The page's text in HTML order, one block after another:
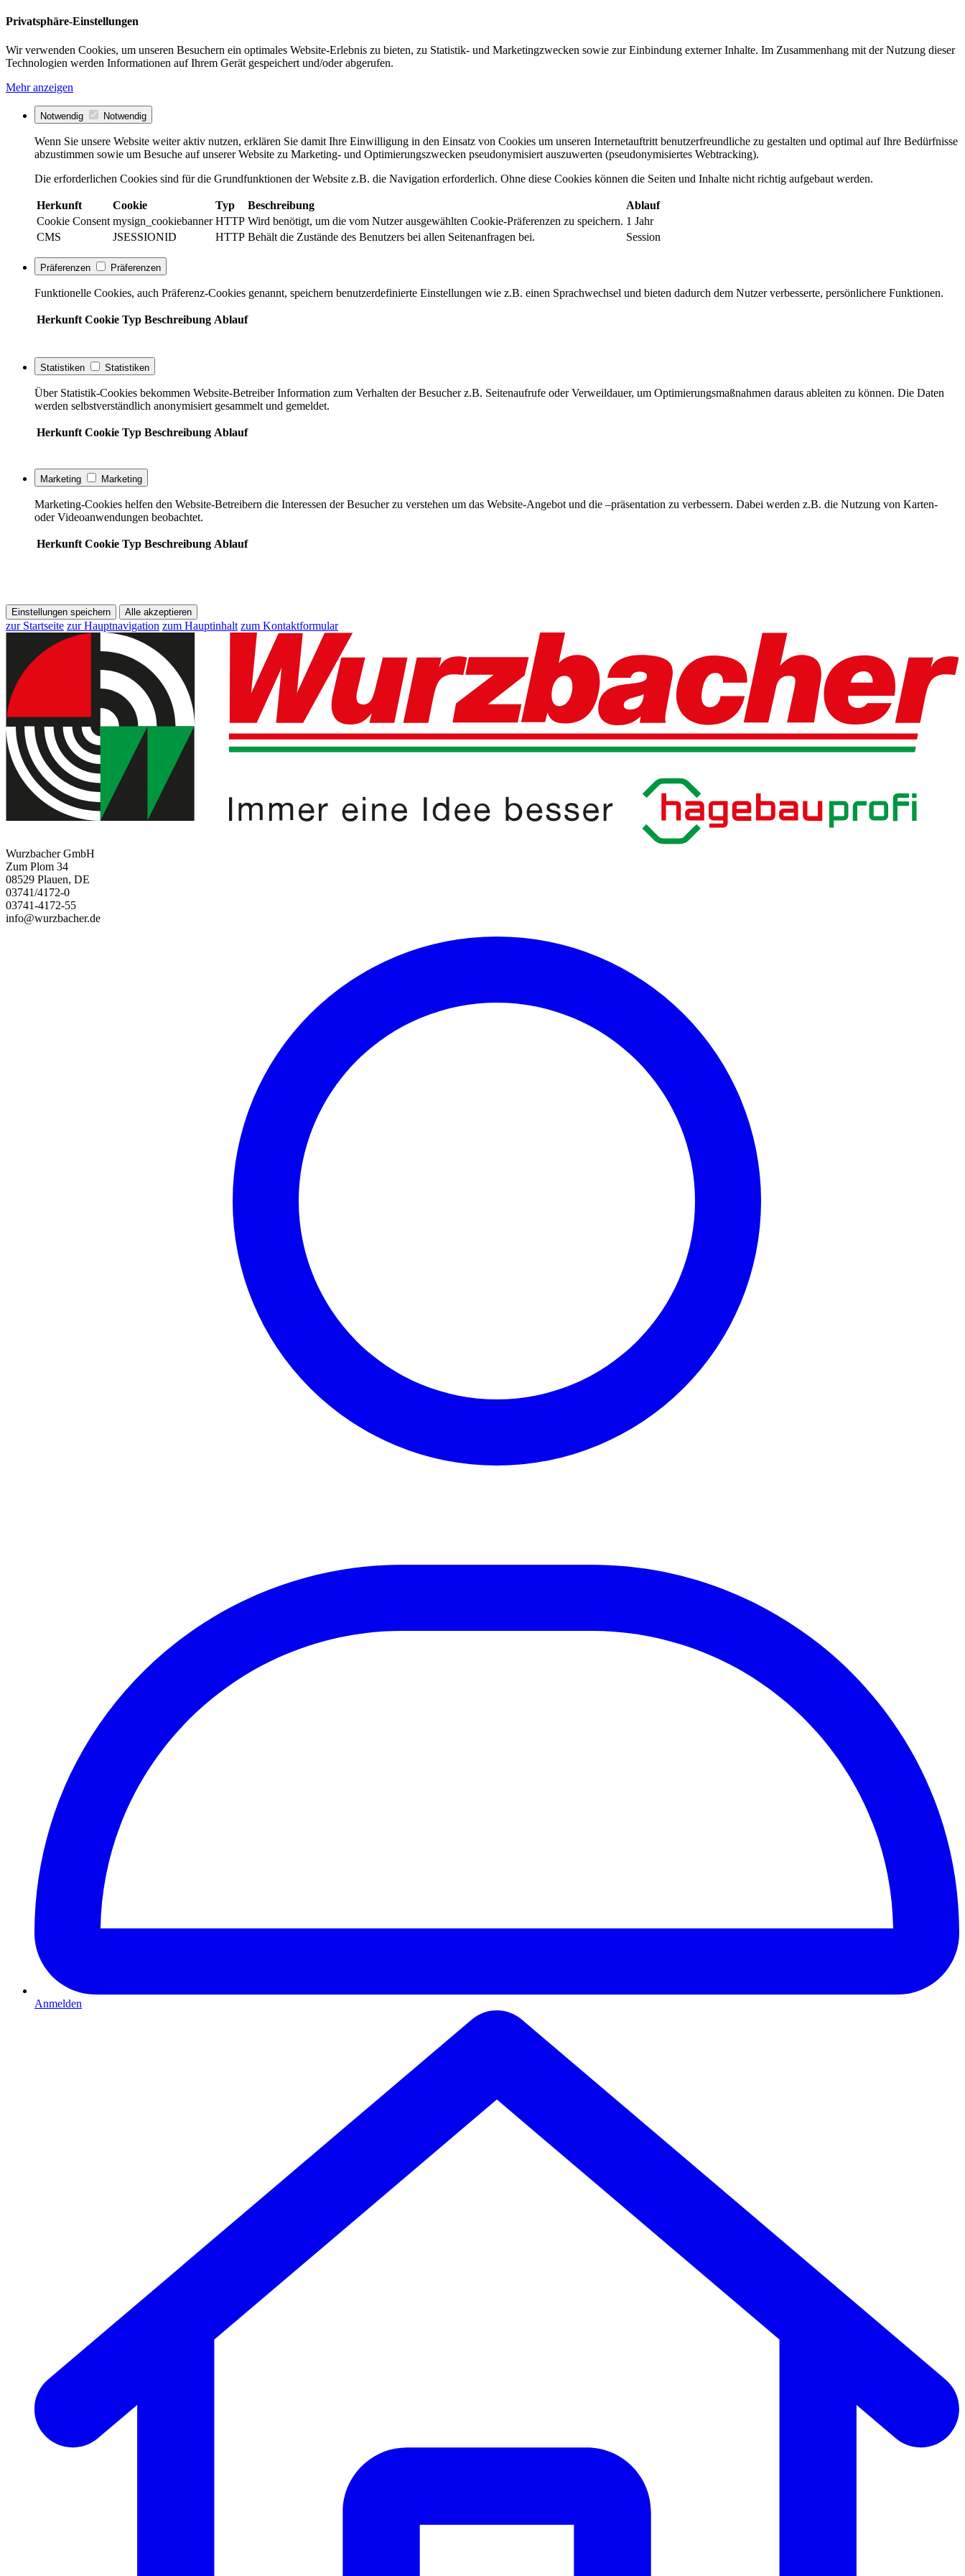
Privatsphäre-Einstellungen
Wir verwenden Cookies, um unseren Besuchern ein optimales Website-Erlebnis zu bieten, zu Statistik- und Marketingzwecken sowie zur Einbindung externer Inhalte. Im Zusammenhang mit der Nutzung dieser
Technologien werden Informationen auf Ihrem Gerät gespeichert und/oder abgerufen.
Mehr anzeigen
Notwendig Notwendig
Wenn Sie unsere Website weiter aktiv nutzen, erklären Sie damit Ihre Einwilligung in den Einsatz von Cookies um unseren Internetauftritt benutzerfreundliche zu gestalten und optimal auf Ihre Bedürfnisse
abzustimmen sowie um Besuche auf unserer Website zu Marketing- und Optimierungszwecken pseudonymisiert auszuwerten (pseudonymisiertes Webtracking).
Die erforderlichen Cookies sind für die Grundfunktionen der Website z.B. die Navigation erforderlich. Ohne diese Cookies können die Seiten und Inhalte nicht richtig aufgebaut werden.
Herkunft Cookie Typ Beschreibung
Ablauf
Cookie Consent mysign_cookiebanner HTTP Wird benötigt, um die vom Nutzer ausgewählten Cookie-Präferenzen zu speichern. 1 Jahr
CMS
JSESSIONID HTTP Behält die Zustände des Benutzers bei allen Seitenanfragen bei. Session
Präferenzen Präferenzen
Funktionelle Cookies, auch Präferenz-Cookies genannt, speichern benutzerdefinierte Einstellungen wie z.B. einen Sprachwechsel und bieten dadurch dem Nutzer verbesserte, persönlichere Funktionen.
Herkunft Cookie Typ Beschreibung Ablauf
Statistiken Statistiken
Über Statistik-Cookies bekommen Website-Betreiber Information zum Verhalten der Besucher z.B. Seitenaufrufe oder Verweildauer, um Optimierungsmaßnahmen daraus ableiten zu können. Die Daten
werden selbstverständlich anonymisiert gesammelt und gemeldet.
Herkunft Cookie Typ Beschreibung Ablauf
Marketing Marketing
Marketing-Cookies helfen den Website-Betreibern die Interessen der Besucher zu verstehen um das Website-Angebot und die –präsentation zu verbessern. Dabei werden z.B. die Nutzung von Karten-
oder Videoanwendungen beobachtet.
Herkunft Cookie Typ Beschreibung Ablauf
Einstellungen speichern Alle akzeptieren
zur Startseite zur Hauptnavigation zum Hauptinhalt zum Kontaktformular
Wurzbacher GmbH
Zum Plom 34
08529 Plauen, DE
03741/4172-0
03741-4172-55
info@wurzbacher.de
Anmelden